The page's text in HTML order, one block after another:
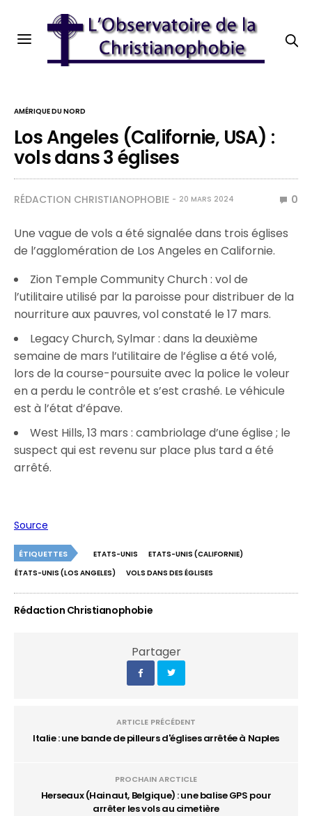
AMÉRIQUE DU NORD
Los Angeles (Californie, USA) :
vols dans 3 églises
RÉDACTION CHRISTIANOPHOBIE 20 MARS 2024 0
Une vague de vols a été signalée dans trois églises
de l’agglomération de Los Angeles en Californie.
Zion Temple Community Church : vol de
l’utilitaire utilisé par la paroisse pour distribuer de la
nourriture aux pauvres, vol constaté le 17 mars.
Legacy Church, Sylmar : dans la deuxième
semaine de mars l’utilitaire de l’église a été volé,
lors de la course-poursuite avec la police le voleur
en a perdu le contrôle et s’est crashé. Le véhicule
est à l’état d’épave.
West Hills, 13 mars : cambriolage d’une église ; le
suspect qui est revenu sur place plus tard a été
arrêté.
Source
ÉTIQUETTES ETATS-UNIS
ETATS-UNIS (CALIFORNIE)
ÉTATS-UNIS (LOS ANGELES)
VOLS DANS DES ÉGLISES
Rédaction Christianophobie
Partager
ARTICLE PRÉCÉDENT
Italie : une bande de pilleurs d'églises arrêtée à Naples
PROCHAIN ARCTICLE
Herseaux (Hainaut, Belgique) : une balise GPS pour
arrêter les vols au cimetière